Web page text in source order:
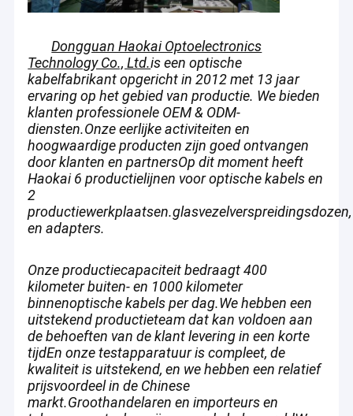
Thuis
Producten
Videos
Dongguan Haokai Optoelectronics
Technology Co., Ltd.is een optische
kabelfabrikant opgericht in 2012 met 13 jaar
ervaring op het gebied van productie. We bieden
klanten professionele OEM & ODM-
diensten.Onze eerlijke activiteiten en
hoogwaardige producten zijn goed ontvangen
door klanten en partnersOp dit moment heeft
Haokai 6 productielijnen voor optische kabels en
2
productiewerkplaatsen.glasvezelverspreidingsdozen,
en adapters.
Onze productiecapaciteit bedraagt 400
kilometer buiten- en 1000 kilometer
binnenoptische kabels per dag.We hebben een
uitstekend productieteam dat kan voldoen aan
de behoeften van de klant levering in een korte
tijdEn onze testapparatuur is compleet, de
kwaliteit is uitstekend, en we hebben een relatief
prijsvoordeel in de Chinese
markt.Groothandelaren en importeurs en
Dongguan Haokai Optoelectronics Technology Co., Ltd. is een
optische kabelfabrikant, opgericht in 2012, gevestigd in
Dongguan City, Guangdong Provincie.productie en verkoop van
glasvezelcommunicatieproducten. Sinds de oprichting, onze
eerlijke management en kwaliteit producten zijn goed